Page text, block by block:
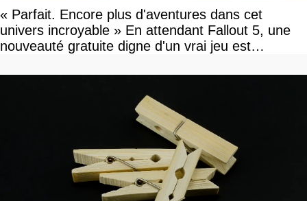
« Parfait. Encore plus d'aventures dans cet
univers incroyable » En attendant Fallout 5, une
nouveauté gratuite digne d'un vrai jeu est